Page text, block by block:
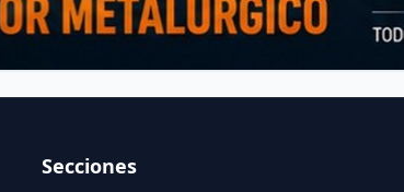
Secciones